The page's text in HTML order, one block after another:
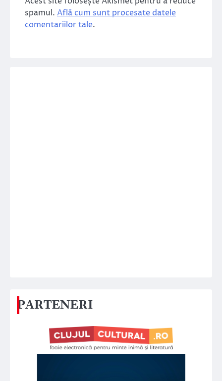
spamul. Află cum sunt procesate datele
comentariilor tale.
PARTENERI